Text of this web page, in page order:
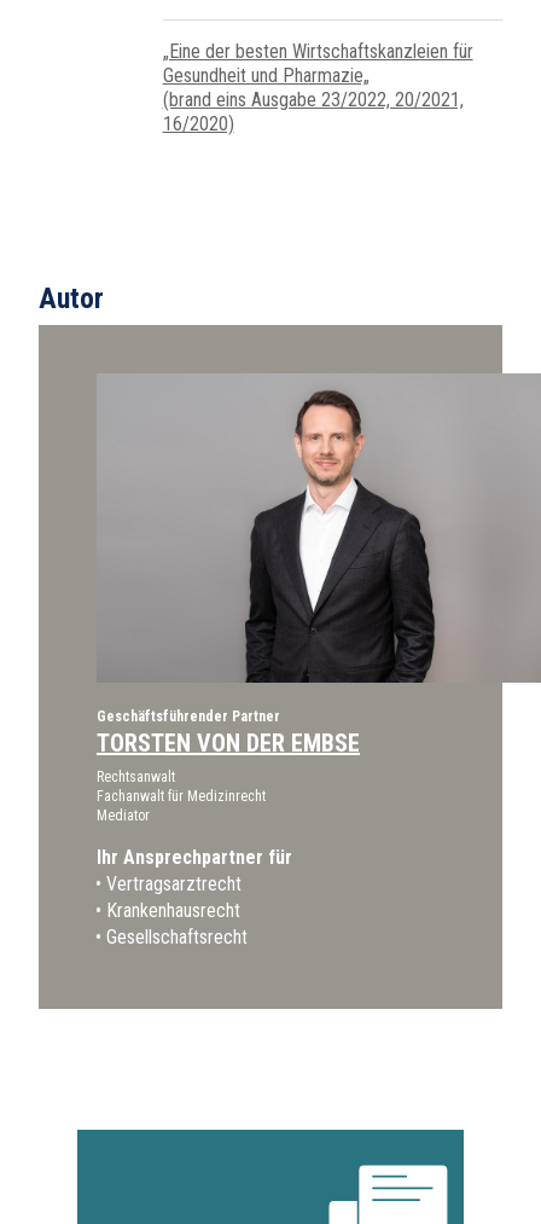
„Eine der besten Wirtschaftskanzleien für
Gesundheit und Pharmazie„
(brand eins Ausgabe 23/2022, 20/2021,
16/2020)
Autor
Geschäftsführender Partner
TORSTEN VON DER EMBSE
Rechtsanwalt
Fachanwalt für Medizinrecht
Mediator
Ihr Ansprechpartner für
Vertragsarztrecht
Krankenhausrecht
Gesellschaftsrecht